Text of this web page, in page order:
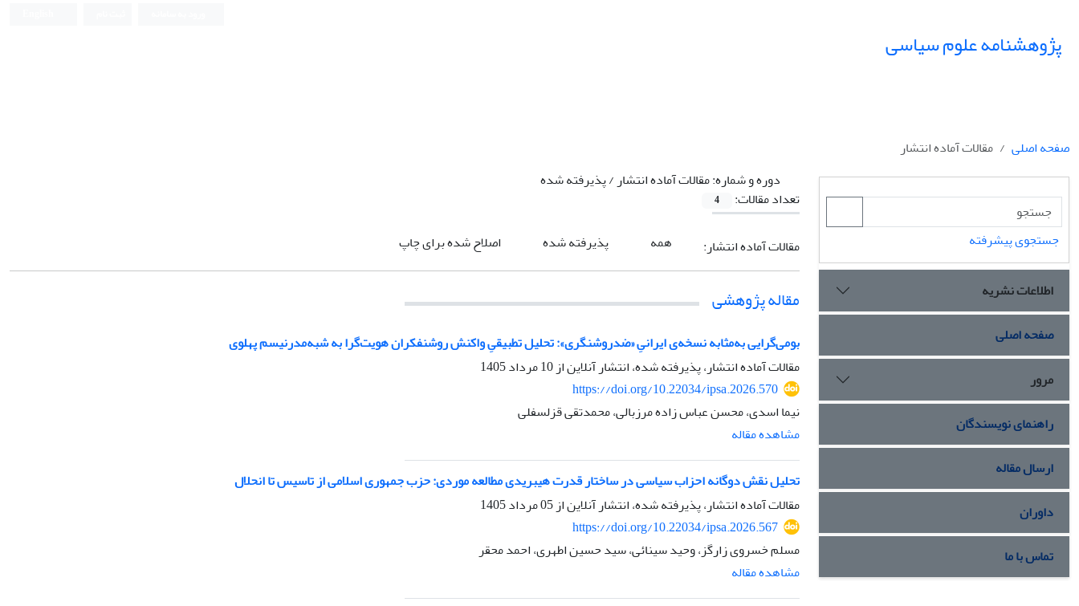
پژوهشنامه علوم سیاسی
صفحه اصلی
مقالات آماده انتشار
دوره و شماره:مقالات آماده انتشار / پذیرفته شده
تعداد مقالات:
4
مقالات آماده انتشار: همه پذیرفته شده اصلاح شده برای چاپ
مقاله پژوهشی
بومی‌گرایی به‌مثابه نسخه‌ی ایرانیِ «ضدروشنگری»: تحلیل تطبیقیِ واکنش روشنفکران هویت‌گرا به شبه‌مدرنیسم پهلوی
مقالات آماده انتشار، پذیرفته شده، انتشار آنلاین از10 مرداد 1405
https://doi.org/10.22034/ipsa.2026.570
نیما اسدی، محسن عباس زاده مرزبالی، محمدتقی قزلسفلی
مشاهده مقاله
تحلیل نقش دوگانه احزاب سیاسی در ساختار قدرت هیبریدی مطالعه موردی: حزب جمهوری اسلامی از تاسیس تا انحلال
مقالات آماده انتشار، پذیرفته شده، انتشار آنلاین از05 مرداد 1405
https://doi.org/10.22034/ipsa.2026.567
مسلم خسروی زارگز، وحید سینائی، سید حسین اطهری، احمد محقر
مشاهده مقاله
جستجوی پیشرفته
اطلاعات نشریه
صفحه اصلی
مرور
راهنمای نویسندگان
ارسال مقاله
داوران
تماس با ما